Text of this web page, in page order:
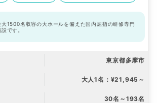
大1500名収容の大ホールを備えた国内屈指の研修専門
です。
東京都多摩市
大人1名：¥21,945～
30名～193名